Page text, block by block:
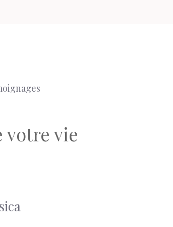
votre vie